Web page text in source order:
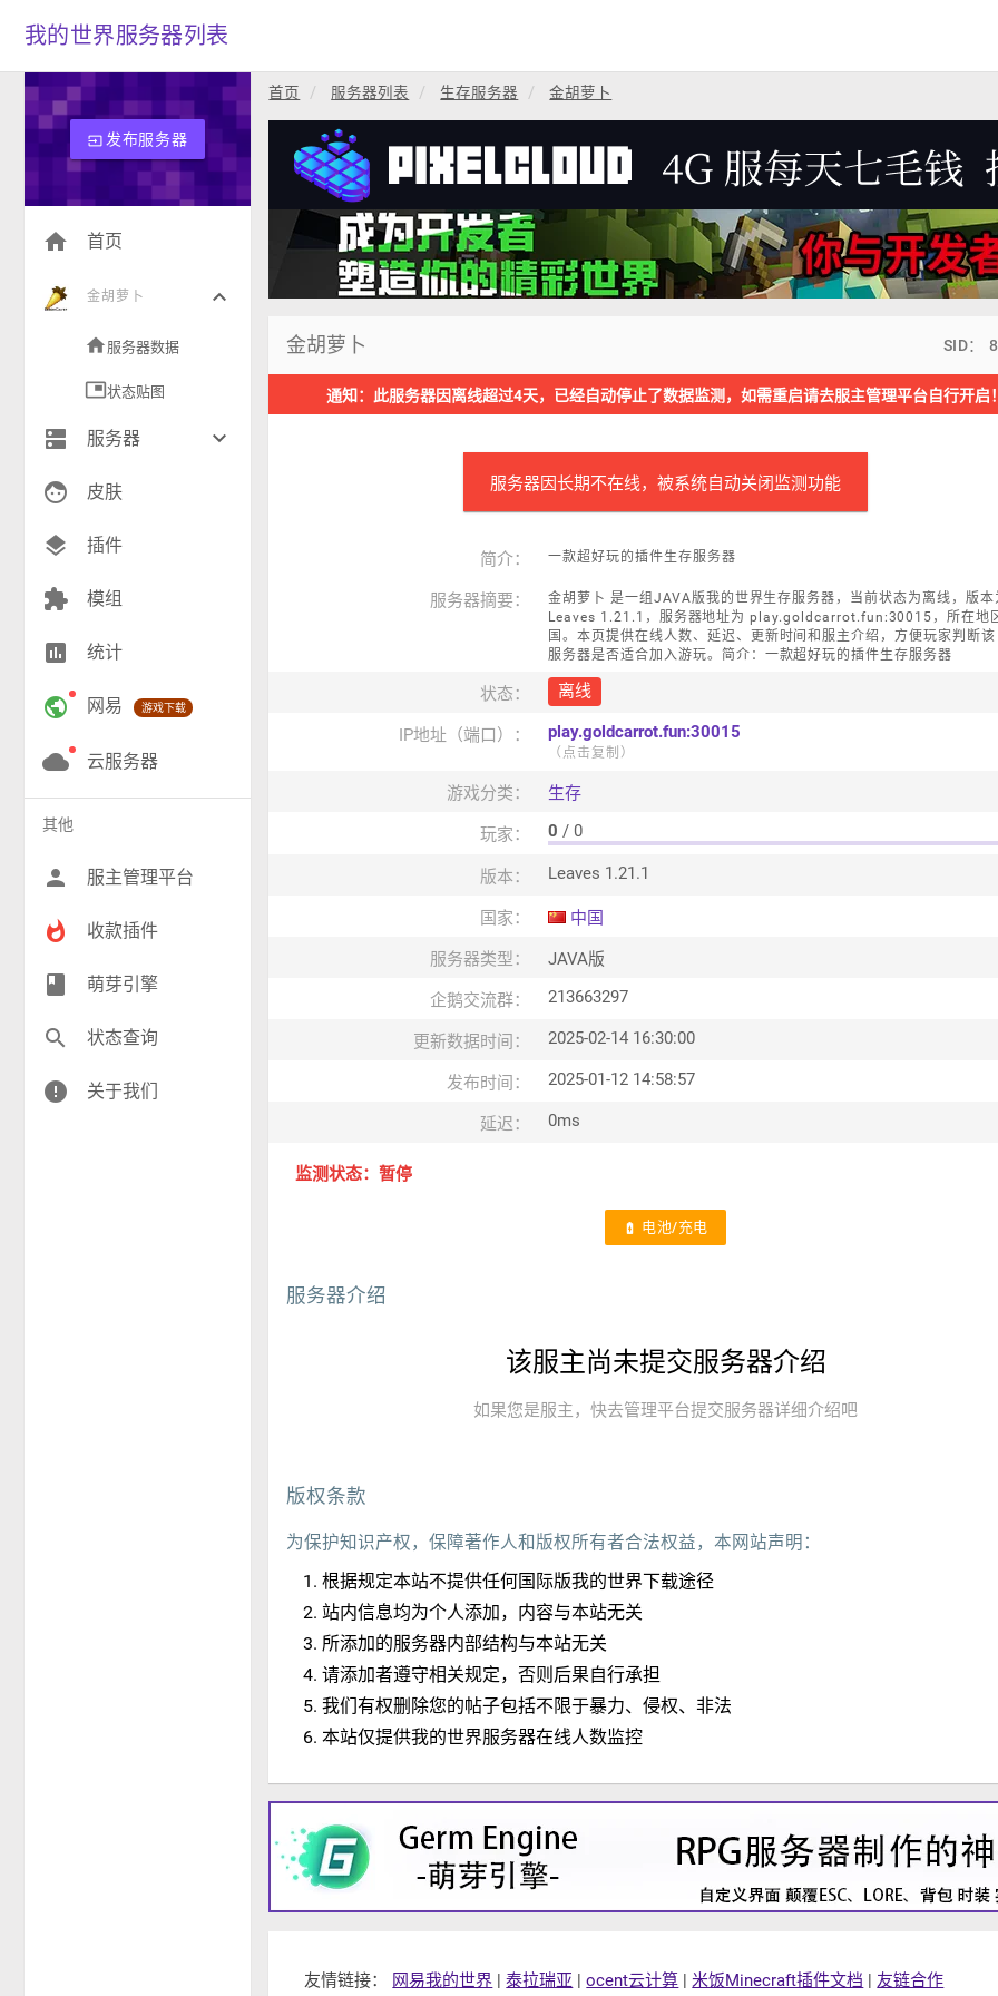
我的世界服务器列表
input发布服务器
home 首页
金胡萝卜 keyboard_arrow_down
home 服务器数据
picture_in_picture状态贴图
dns 服务器 keyboard_arrow_down
生存(243)
创造(8)
RPG(196)
小游戏(16)
神奇宝贝(27)
工业(9)
face 皮肤
layers 插件
extension 模组
insert_chart 统计
public 网易 游戏下载
cloud 云服务器
其他
person 服主管理平台
whatshot 收款插件
class 萌芽引擎
search 状态查询
error 关于我们
首页 服务器列表 生存服务器 金胡萝卜
金胡萝卜 SID：
通知：此服务器因离线超过4天，已经自动停止了数据监测，如需重启请去服主管理平台自行开启！
服务器因长期不在线，被系统自动关闭监测功能
简介： 一款超好玩的插件生存服务器
服务器摘要：
金胡萝卜 是一组JAVA版我的世界生存服务器，当前状态为离线，版本
Leaves 1.21.1，服务器地址为 play.goldcarrot.fun:30015，所在地
国。本页提供在线人数、延迟、更新时间和服主介绍，方便玩家判断该
服务器是否适合加入游玩。简介：一款超好玩的插件生存服务器
状态： 离线
IP地址（端口）： play.goldcarrot.fun:30015
（点击复制）
游戏分类： 生存
玩家： 0 / 0
版本： Leaves 1.21.1
国家： 中国
服务器类型： JAVA版
企鹅交流群： 213663297
更新数据时间： 2025-02-14 16:30:00
发布时间： 2025-01-12 14:58:57
延迟： 0ms
监测状态：暂停
battery_charging_full 电池/充电
服务器介绍
该服主尚未提交服务器介绍
如果您是服主，快去管理平台提交服务器详细介绍吧
版权条款
为保护知识产权，保障著作人和版权所有者合法权益，本网站声明：
根据规定本站不提供任何国际版我的世界下载途径
站内信息均为个人添加，内容与本站无关
所添加的服务器内部结构与本站无关
请添加者遵守相关规定，否则后果自行承担
我们有权删除您的帖子包括不限于暴力、侵权、非法
本站仅提供我的世界服务器在线人数监控
友情链接： 网易我的世界 |泰拉瑞亚 |ocent云计算 |米饭Minecraft插件文档 | 友链合作